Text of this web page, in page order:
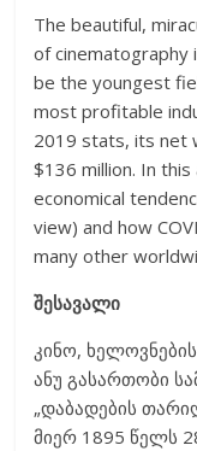
The beautiful,
of cinematography
be the youngest
most profitable
2019 stats, its net
$136 million. In
economical
view) and how
many other
შესავალი
კინო,
ანუ გასართობი
„დაბადების
მიერ 1895 წელს